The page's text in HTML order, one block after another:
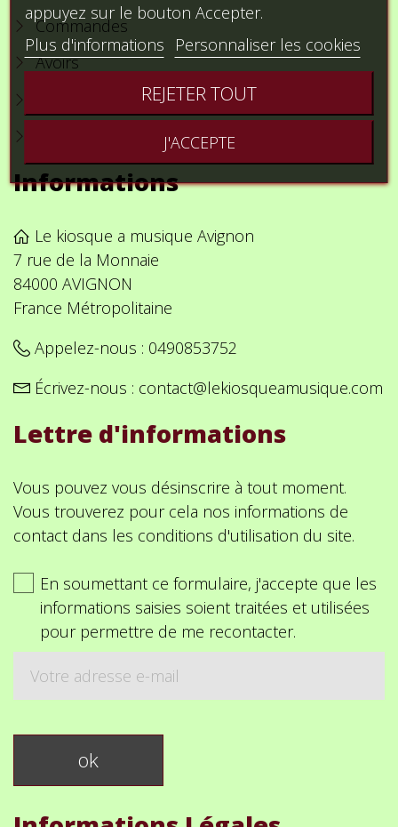
Commandes
Avoirs
Bons de réduction
Informations
Le kiosque a musique Avignon
7 rue de la Monnaie
84000 AVIGNON
France Métropolitaine
Appelez-nous : 0490853752
Écrivez-nous : contact@lekiosqueamusique.com
Lettre d'informations
Vous pouvez vous désinscrire à tout moment.
Vous trouverez pour cela nos informations de
contact dans les conditions d'utilisation du site.
En soumettant ce formulaire, j'accepte que les
informations saisies soient traitées et utilisées
pour permettre de me recontacter.
appuyez sur le bouton Accepter.
Plus d'informations
Personnaliser les cookies
REJETER TOUT
J'ACCEPTE